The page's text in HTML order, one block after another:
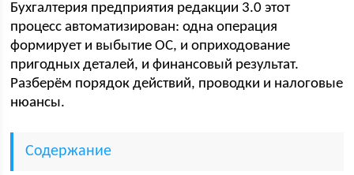
Бухгалтерия предприятия редакции 3.0 этот
процесс автоматизирован: одна операция
формирует и выбытие ОС, и оприходование
пригодных деталей, и финансовый результат.
Разберём порядок действий, проводки и налоговые
нюансы.
Содержание